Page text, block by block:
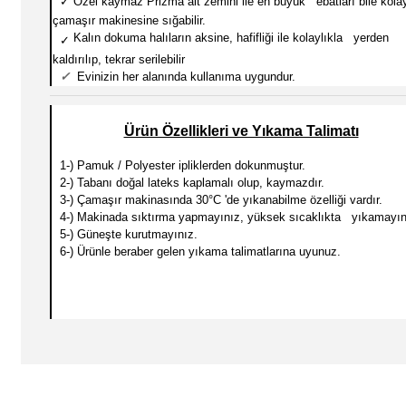
çamaşır makinesine sığabilir.
✓ Kalın dokuma halıların aksine, hafifliği ile kolaylıkla yerden
kaldırılıp, tekrar serilebilir
✓Evinizin her alanında kullanıma uygundur.
Ürün Özellikleri ve Yıkama Talimatı
1-) Pamuk / Polyester ipliklerden dokunmuştur.
2-) Tabanı doğal lateks kaplamalı olup, kaymazdır.
3-) Çamaşır makinasında 30°C 'de yıkanabilme özelliği vardır.
4-) Makinada sıktırma yapmayınız, yüksek sıcaklıkta
5-) Güneşte kurutmayınız.
6-) Ürünle beraber gelen yıkama talimatlarına uyunuz.